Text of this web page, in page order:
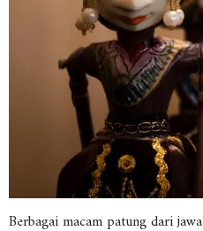
Berbagai macam patung dari jawa